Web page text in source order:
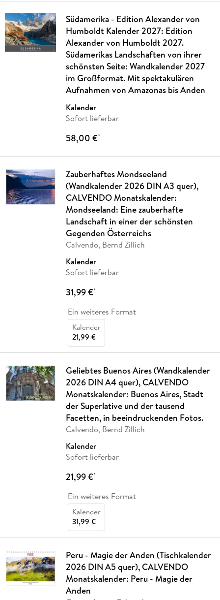
Südamerika - Edition Alexander von
Humboldt Kalender 2027: Edition
Alexander von Humboldt 2027.
Südamerikas Landschaften von ihrer
schönsten Seite: Wandkalender 2027
im Großformat. Mit spektakulären
Aufnahmen von Amazonas bis Anden
Kalender
Sofort lieferbar
58,00 €*
Zauberhaftes Mondseeland
(Wandkalender 2026 DIN A3 quer),
CALVENDO Monatskalender:
Mondseeland: Eine zauberhafte
Landschaft in einer der schönsten
Gegenden Österreichs
Calvendo, Bernd Zillich
Kalender
Sofort lieferbar
31,99 €*
Ein weiteres Format
Kalender
21,99 €
Geliebtes Buenos Aires (Wandkalender
2026 DIN A4 quer), CALVENDO
Monatskalender: Buenos Aires, Stadt
der Superlative und der tausend
Facetten, in beeindruckenden Fotos.
Calvendo, Bernd Zillich
Kalender
Sofort lieferbar
21,99 €*
Ein weiteres Format
Kalender
31,99 €
Peru - Magie der Anden (Tischkalender
2026 DIN A5 quer), CALVENDO
Monatskalender: Peru - Magie der
Anden